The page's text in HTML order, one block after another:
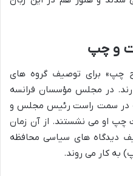
و چپ
چپ» برای توصیف گروه های
در مجلس مؤسسان فرانسه
در سمت راست رئیس مجلس و
چپ او می نشستند. از آن زمان
دیدگاه های سیاسی محافظه
به کار می روند.